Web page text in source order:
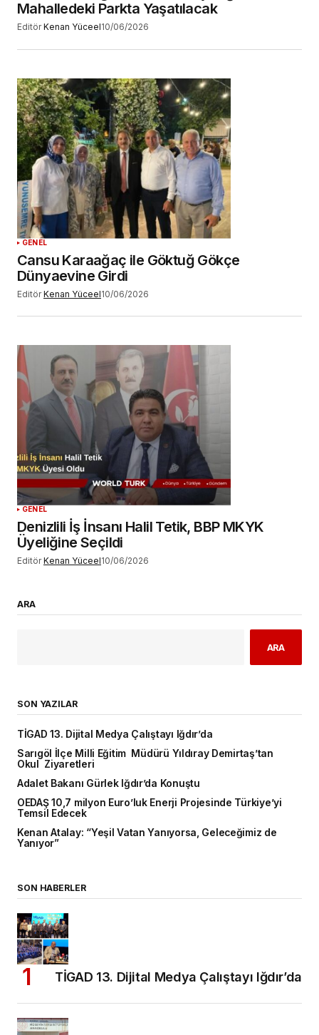
Mahalledeki Parkta Yaşatılacak
Editör Kenan Yüceel10/06/2026
GENEL
Cansu Karaağaç ile Göktuğ Gökçe
Dünyaevine Girdi
Editör Kenan Yüceel10/06/2026
GENEL
Denizlili İş İnsanı Halil Tetik, BBP MKYK
Üyeliğine Seçildi
Editör Kenan Yüceel10/06/2026
ARA
ARA
SON YAZILAR
TİGAD 13. Dijital Medya Çalıştayı Iğdır’da
Sarıgöl İlçe Milli Eğitim Müdürü Yıldıray Demirtaş’tan
Okul Ziyaretleri
Adalet Bakanı Gürlek Iğdır’da Konuştu
OEDAŞ 10,7 milyon Euro’luk Enerji Projesinde Türkiye’yi
Temsil Edecek
Kenan Atalay: “Yeşil Vatan Yanıyorsa, Geleceğimiz de
Yanıyor”
SON HABERLER
TİGAD 13. Dijital Medya Çalıştayı Iğdır’da